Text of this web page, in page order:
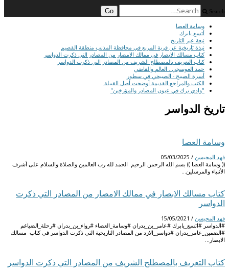
Search
وسامة العصا
أتسع يابرك
نبعة عبر التاريخ
نبذة تاريخية عن قرية المربع في محافظة المذنب منطقة القصيم
كتاب مسالك الابصار في ممالك الامصار من المصادر التي ذكرت الدواسر
كتاب التعريف بالمصطلح الشريف من المصادر التي ذكرت الدواسر
حمد العوسجي.. العالم والقاضي
أسرة الصبيح - الصبيحي في سطور
الكتب والمراجع القديمة أوضحت أصل القبيلة
"وادي برك في عيون المصادر والمؤرخين"
تاريخ الدواسر
وسامة العصا
فهد المحيسن /
05/03/2025
(( وسامة العصا )) بسم الله الرحمن الرحيم الحمد لله رب العالمين والصلاة والسلام على أشرف
الأنبياء والمرسلين…
كتاب مسالك الابصار في ممالك الامصار من المصادر التي ذكرت
الدواسر
فهد المحيسن /
15/05/2021
#الدواسر #اتسع_يابرك #عامر_بن_بدران #وسامة_العصاء #رواء_بن_بدران #رحلة_الضياغم
#الضمين_عامر_بدران #دواسر_الازد من المصادر التاريخية التي ذكرت الدواسر في كتاب مسالك
الابصار…
كتاب التعريف بالمصطلح الشريف من المصادر التي ذكرت الدواسر